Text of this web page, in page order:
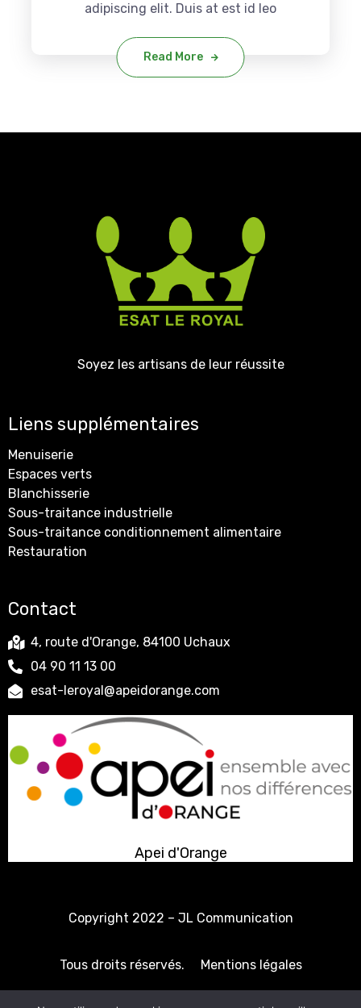
adipiscing elit. Duis at est id leo
Read More
Soyez les artisans de leur réussite
Liens supplémentaires
Menuiserie
Espaces verts
Blanchisserie
Sous-traitance industrielle
Sous-traitance conditionnement alimentaire
Restauration
Contact
4, route d'Orange, 84100 Uchaux
04 90 11 13 00
esat-leroyal@apeidorange.com
Apei d'Orange
Copyright 2022 – JL Communication
Tous droits réservés. Mentions légales